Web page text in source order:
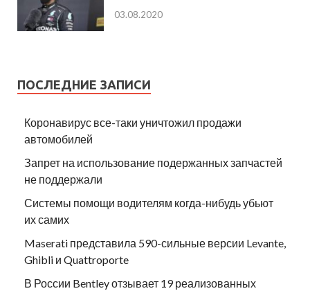
03.08.2020
ПОСЛЕДНИЕ ЗАПИСИ
Коронавирус все-таки уничтожил продажи
автомобилей
Запрет на использование подержанных запчастей
не поддержали
Системы помощи водителям когда-нибудь убьют
их самих
Maserati представила 590-сильные версии Levante,
Ghibli и Quattroporte
В России Bentley отзывает 19 реализованных